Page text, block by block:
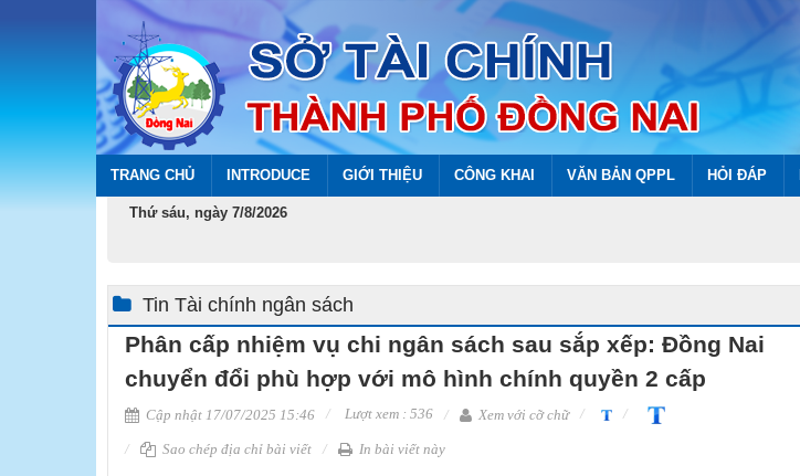
TRANG CHỦ INTRODUCE GIỚI THIỆU CÔNG KHAI VĂN BẢN QPPL HỎI ĐÁP
Thứ sáu, ngày 7/8/2026
Tin Tài chính ngân sách
Phân cấp nhiệm vụ chi ngân sách sau sắp xếp: Đồng Nai
chuyển đổi phù hợp với mô hình chính quyền 2 cấp
Cập nhật 17/07/2025 15:46 Lượt xem : 536 Xem với cỡ chữ
Sao chép địa chỉ bài viết In bài viết này